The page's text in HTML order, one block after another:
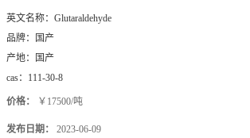
英文名称： Glutaraldehyde
品牌：
国产
产地：
国产
cas： 111-30-8
价格： ￥17500/吨
发布日期： 2023-06-09